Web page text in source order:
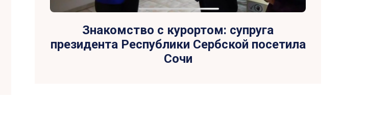
Знакомство с курортом: супруга
президента Республики Сербской посетила
Сочи